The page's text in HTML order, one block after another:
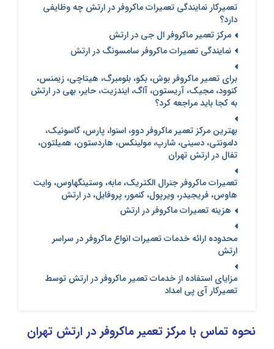
تعمیرکار نمایندگی تعمیرات ماکروفر در ارتش چه وظایفی
دارد؟
مرکز تعمیر ماکروفر ال جی در ارتش
نمایندگی تعمیرات ماکروفر سامسونگ در ارتش
برای تعمیر ماکروفر بوش، بکو، بلومبرگ، هیتاچی، زیمنس،
کنوود، مجیک، آریستون، آاگ، ایندزیت، حایر، بهی در ارتش
به کجا باید مراجعه کرد؟
بهترین مرکز تعمیر ماکروفر دوو، اسنوا، پارس، گاسونیک،
دلمونتی، دسینی، شارپ، مولینکس، هاردستون، همیلتون،
تفال در ارتش تهران
تعمیرات ماکروفر جنرال الکتریک، مابه، وستینگهاوس، وایت
هاوس، فریجیدر، ویرپول، کنمور، پروفایل، در ارتش
هزینه تعمیرات ماکروفر در ارتش
محدوده ارائه خدمات تعمیرات انواع ماکروفر در سراسر
ارتش
مزایای استفاده از خدمات تعمیر ماکروفر در ارتش توسط
تعمیرکار آی پی امداد
نحوه تماس با مرکز تعمیر ماکروفر در ارتش تهران